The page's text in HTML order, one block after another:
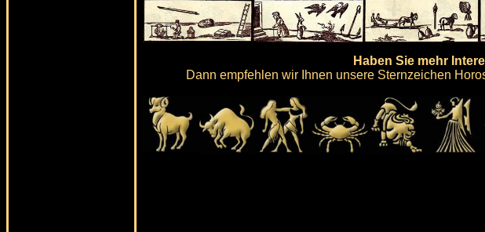
Haben Sie mehr
Dann empfehlen wir Ihnen unsere Sternzeichen